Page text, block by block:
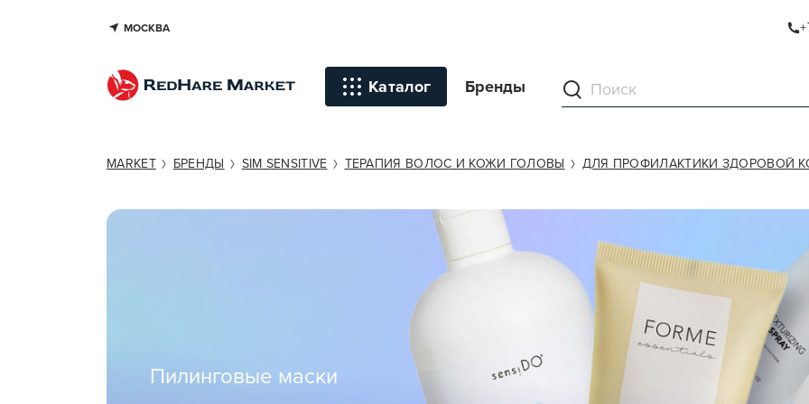
МОСКВА
Каталог Бренды
Инструменты
Уход для кожи
Терапия волос и кожи
Стайлинг
Окрашивание и камуфляж
Средства для бритья и
MARKET БРЕНДЫ SIM SENSITIVE ТЕРАПИЯ ВОЛОС И КОЖИ ГОЛОВЫ ДЛЯ ПРОФИЛАКТИКИ ЗДОРОВОЙ
Пилинговые маски